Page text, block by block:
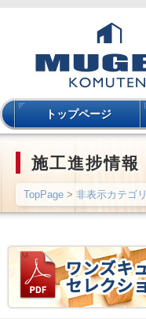
トップページ
施工進捗情報
TopPage > 非表示カテゴリ